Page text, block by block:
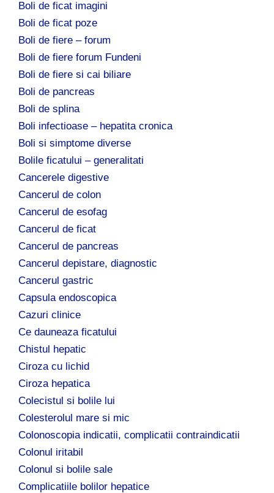
Boli de ficat imagini
Boli de ficat poze
Boli de fiere – forum
Boli de fiere forum Fundeni
Boli de fiere si cai biliare
Boli de pancreas
Boli de splina
Boli infectioase – hepatita cronica
Boli si simptome diverse
Bolile ficatului – generalitati
Cancerele digestive
Cancerul de colon
Cancerul de esofag
Cancerul de ficat
Cancerul de pancreas
Cancerul depistare, diagnostic
Cancerul gastric
Capsula endoscopica
Cazuri clinice
Ce dauneaza ficatului
Chistul hepatic
Ciroza cu lichid
Ciroza hepatica
Colecistul si bolile lui
Colesterolul mare si mic
Colonoscopia indicatii, complicatii contraindicatii
Colonul iritabil
Colonul si bolile sale
Complicatiile bolilor hepatice